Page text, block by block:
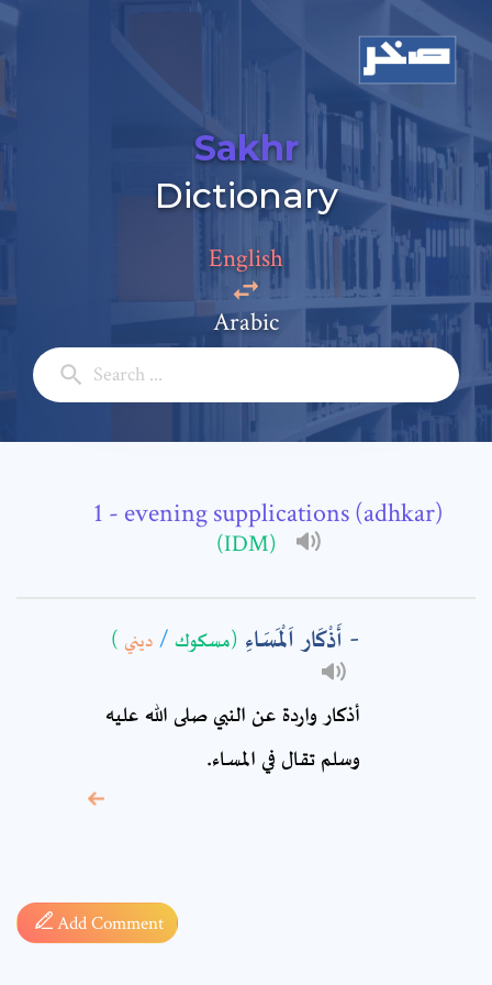
Sakhr
Dictionary
English
Arabic
- evening supplications (adhkar)
(IDM)
أَذْكَار اَلْمَسَاءِ (مسكوك / ديني )
أذكار واردة عن النبي صلى الله عليه
وسلم تقال في المساء.
Add Comment
Add a comment
Full Name: *
Subject: *
Comment: *